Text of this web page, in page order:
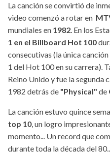
La canción se convirtió de
video comenzó a rotar en
mundiales en 1982. En los
1 en el Billboard Hot 100
consecutivas (la única
1 del Hot 100 en su carrera).
Reino Unido y fue la segunda
1982 detrás de "Physical" de
La canción estuvo quince
top 10, un logro
momento... Un record que
durante toda la década del